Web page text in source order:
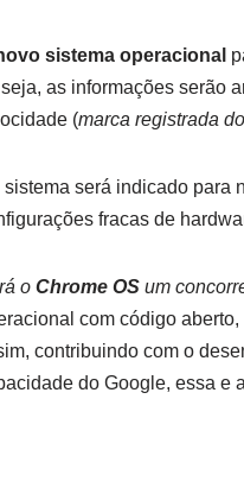
sistema operacional
as informações serão
(marca registrada
sistema será indicado para
fracas de
o Chrome OSum
com código
contribuindo com o
do Google, essa e